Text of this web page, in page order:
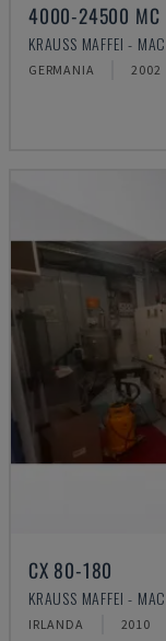
4000-24500 MC
KRAUSS MAFFEI -
GERMANIA 2002
CX 80-180
KRAUSS MAFFEI -
IRLANDA 2010